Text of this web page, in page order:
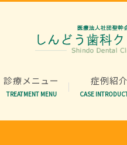
診療メニュー
TREATMENT MENU
症例紹介
CASE